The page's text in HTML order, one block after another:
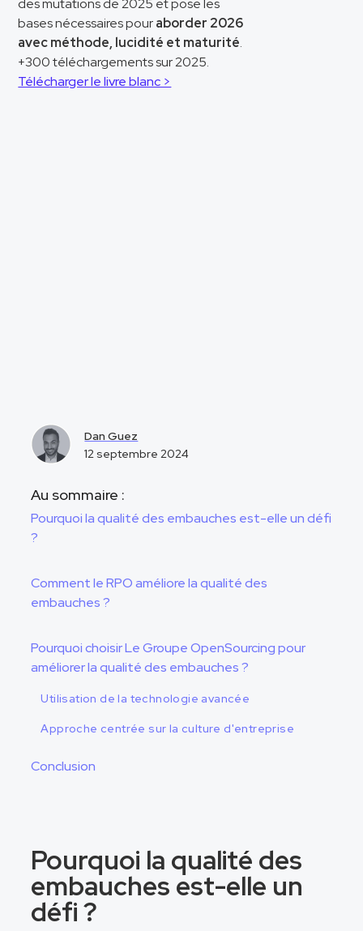
des mutations de 2025 et pose les
bases nécessaires pouraborder 2026
avec méthode, lucidité et maturité.
+300 téléchargements sur 2025.
Télécharger le livre blanc >
Dan Guez
12 septembre 2024
Au sommaire :
Pourquoi la qualité des embauches est-elle un défi
?
Comment le RPO améliore la qualité des
embauches ?
Pourquoi choisir Le Groupe OpenSourcing pour
améliorer la qualité des embauches ?
Utilisation de la technologie avancée
Approche centrée sur la culture d'entreprise
Conclusion
Pourquoi la qualité des
embauches est-elle un
défi ?